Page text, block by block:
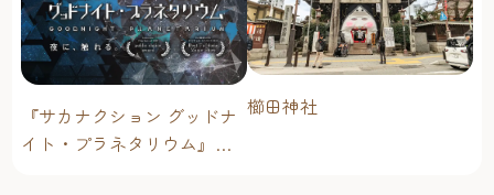
『サカナクション グッドナ
イト・プラネタリウム』が
櫛田神社